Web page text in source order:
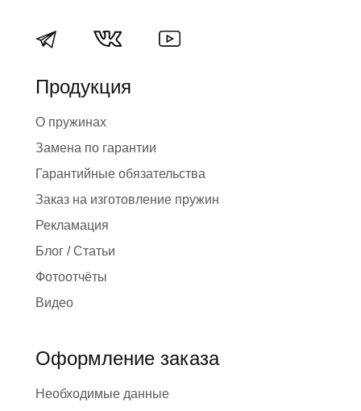
Продукция
О пружинах
Замена по гарантии
Гарантийные обязательства
Заказ на изготовление пружин
Рекламация
Блог / Статьи
Фотоотчёты
Видео
Оформление заказа
Необходимые данные